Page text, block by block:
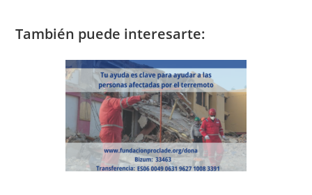
También puede interesarte: